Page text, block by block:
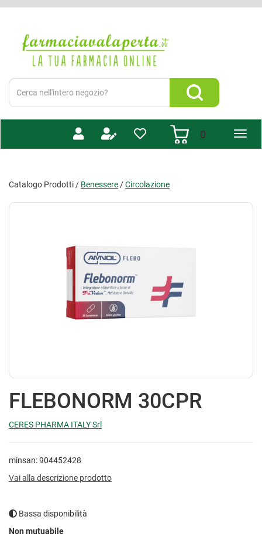
principale
Valaperta
Cerca
Prodotto
Cerca Prodotto
0prodotti
Catalogo Prodotti / Benessere /Circolazione
FLEBONORM 30CPR
CERES PHARMA ITALY Srl
minsan: 904452428
Vai alla descrizione prodotto
Bassa disponibilità
Non mutuabile
Prezzo